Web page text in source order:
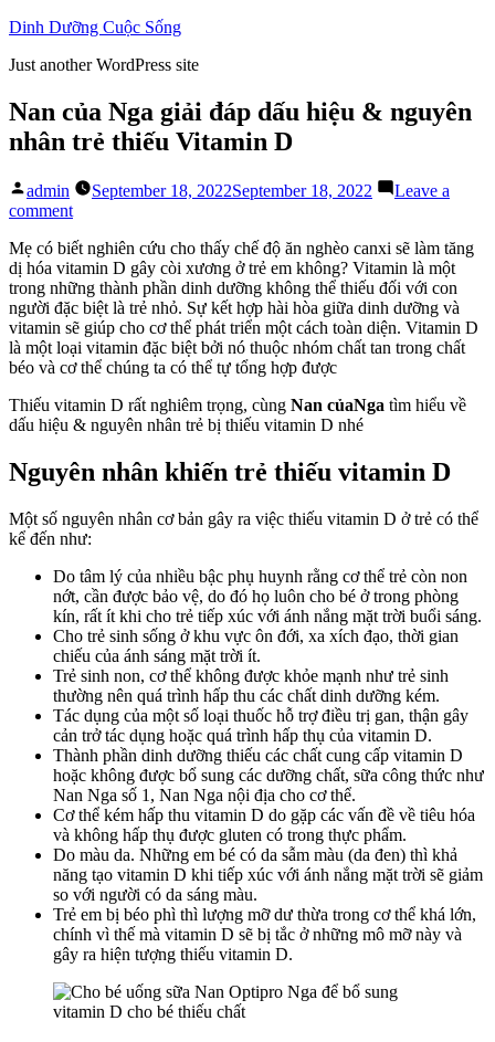
Skip
content
Dinh Dưỡng Cuộc Sống
Just another WordPress site
Nan của Nga giải đáp dấu hiệu & nguyên
nhân trẻ thiếu Vitamin D
Posted
by
admin September 18, 2022September 18, 2022
Leave a
commenton
của
Nga
giải
đáp
dấu
hiệu
&
nhân
trẻ
Vitamin
Mẹ có biết nghiên cứu cho thấy chế độ ăn nghèo canxi sẽ làm tăng
dị hóa vitamin D gây còi xương ở trẻ em không? Vitamin là một
trong những thành phần dinh dưỡng không thể thiếu đối với con
người đặc biệt là trẻ nhỏ. Sự kết hợp hài hòa giữa dinh dưỡng và
vitamin sẽ giúp cho cơ thể phát triển một cách toàn diện. Vitamin D
là một loại vitamin đặc biệt bởi nó thuộc nhóm chất tan trong chất
béo và cơ thể chúng ta có thể tự tổng hợp được
Thiếu vitamin D rất nghiêm trọng, cùng Nan củaNga tìm hiểu về
dấu hiệu & nguyên nhân trẻ bị thiếu vitamin D nhé
Nguyên nhân khiến trẻ thiếu vitamin D
Một số nguyên nhân cơ bản gây ra việc thiếu vitamin D ở trẻ có thể
kể đến như:
Do tâm lý của nhiều bậc phụ huynh rằng cơ thể trẻ còn non
nớt, cần được bảo vệ, do đó họ luôn cho bé ở trong phòng
kín, rất ít khi cho trẻ tiếp xúc với ánh nắng mặt trời buổi sáng.
Cho trẻ sinh sống ở khu vực ôn đới, xa xích đạo, thời gian
chiếu của ánh sáng mặt trời ít.
Trẻ sinh non, cơ thể không được khỏe mạnh như trẻ sinh
thường nên quá trình hấp thu các chất dinh dưỡng kém.
Tác dụng của một số loại thuốc hỗ trợ điều trị gan, thận gây
cản trở tác dụng hoặc quá trình hấp thụ của vitamin D.
Thành phần dinh dưỡng thiếu các chất cung cấp vitamin D
hoặc không được bổ sung các dưỡng chất, sữa công thức như
Nan Nga số 1, Nan Nga nội địa cho cơ thể.
Cơ thể kém hấp thu vitamin D do gặp các vấn đề về tiêu hóa
và không hấp thụ được gluten có trong thực phẩm.
Do màu da. Những em bé có da sẫm màu (da đen) thì khả
năng tạo vitamin D khi tiếp xúc với ánh nắng mặt trời sẽ giảm
so với người có da sáng màu.
Trẻ em bị béo phì thì lượng mỡ dư thừa trong cơ thể khá lớn,
chính vì thế mà vitamin D sẽ bị tắc ở những mô mỡ này và
gây ra hiện tượng thiếu vitamin D.